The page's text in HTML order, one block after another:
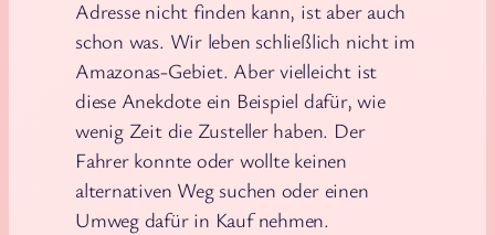
Adresse nicht finden kann, ist aber auch
schon was. Wir leben schließlich nicht im
Amazonas-Gebiet. Aber vielleicht ist
diese Anekdote ein Beispiel dafür, wie
wenig Zeit die Zusteller haben. Der
Fahrer konnte oder wollte keinen
alternativen Weg suchen oder einen
Umweg dafür in Kauf nehmen.